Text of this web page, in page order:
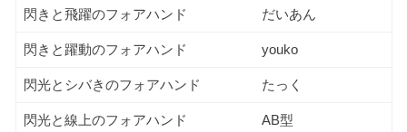
閃きと飛躍のフォアハンド だいあん
閃きと躍動のフォアハンド youko
閃光とシバきのフォアハンド たっく
閃光と線上のフォアハンド AB型